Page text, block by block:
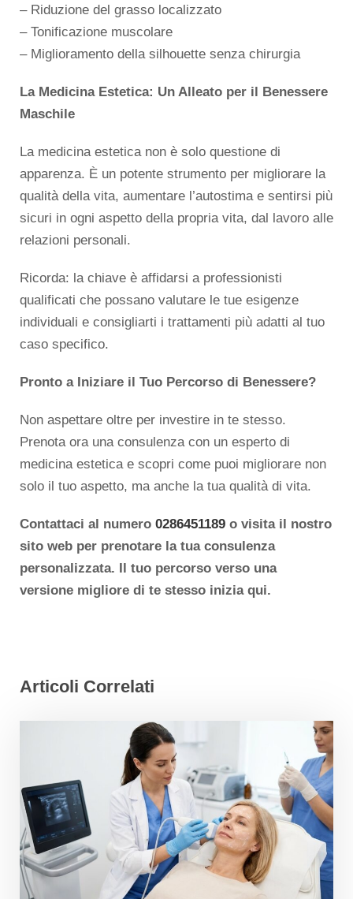
– Riduzione del grasso localizzato
– Tonificazione muscolare
– Miglioramento della silhouette senza chirurgia
La Medicina Estetica: Un Alleato per il Benessere
Maschile
La medicina estetica non è solo questione di
apparenza. È un potente strumento per migliorare la
qualità della vita, aumentare l’autostima e sentirsi più
sicuri in ogni aspetto della propria vita, dal lavoro alle
relazioni personali.
Ricorda: la chiave è affidarsi a professionisti
qualificati che possano valutare le tue esigenze
individuali e consigliarti i trattamenti più adatti al tuo
caso specifico.
Pronto a Iniziare il Tuo Percorso di Benessere?
Non aspettare oltre per investire in te stesso.
Prenota ora una consulenza con un esperto di
medicina estetica e scopri come puoi migliorare non
solo il tuo aspetto, ma anche la tua qualità di vita.
Contattaci al numero 0286451189 o visita il nostro
sito web per prenotare la tua consulenza
personalizzata. Il tuo percorso verso una
versione migliore di te stesso inizia qui.
Articoli Correlati